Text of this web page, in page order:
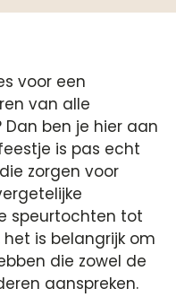
voor een
van alle
ben je hier aan
is pas echt
zorgen voor
speurtochten tot
is belangrijk om
die zowel de
aanspreken.​